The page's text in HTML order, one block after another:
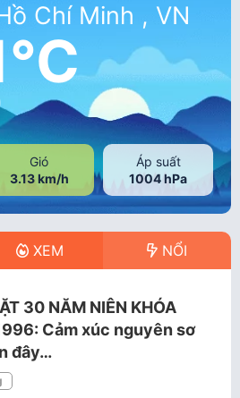
Chí Minh , VN
Gió
3.13 km/h
Áp suất
1004 hPa
XEM NỔI
30 NĂM NIÊN KHÓA
Cảm xúc nguyên sơ
đây…